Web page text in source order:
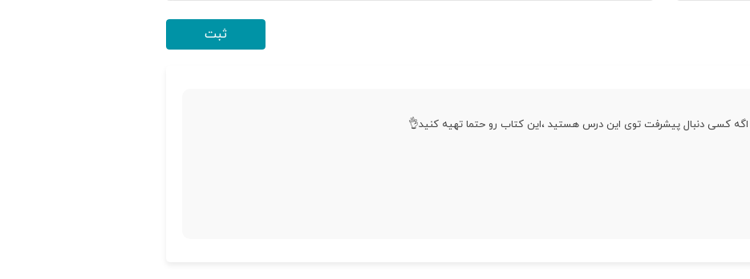
اگه کسی دنبال پیشرفت توی این درس هستید ،این کتاب رو حتما تهیه کنید👌